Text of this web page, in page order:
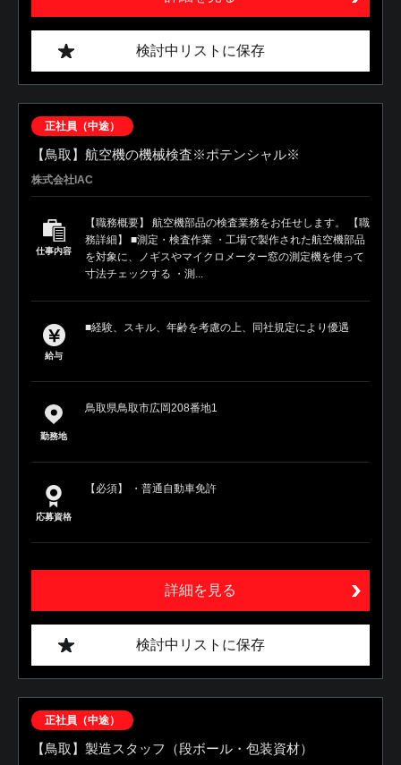
検討中リストに保存
正社員（中途）
【鳥取】航空機の機械検査※ポテンシャル※
株式会社IAC
仕事内容
【職務概要】 航空機部品の検査業務をお任せします。 【職
務詳細】 ■測定・検査作業 ・工場で製作された航空機部品
を対象に、ノギスやマイクロメーター窓の測定機を使って
寸法チェックする ・測...
給与
■経験、スキル、年齢を考慮の上、同社規定により優遇
勤務地
鳥取県鳥取市広岡208番地1
応募資格
【必須】 ・普通自動車免許
詳細を見る
検討中リストに保存
正社員（中途）
【鳥取】製造スタッフ（段ボール・包装資材）